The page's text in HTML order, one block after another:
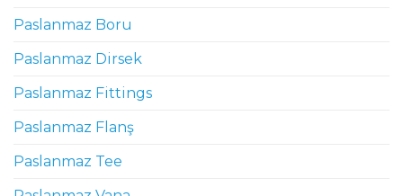
Paslanmaz Boru
Paslanmaz Dirsek
Paslanmaz Fittings
Paslanmaz Flanş
Paslanmaz Tee